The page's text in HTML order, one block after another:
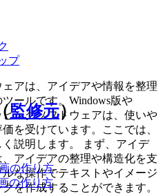
プ
アは、アイデアや情報を整理
ールです。Windows版や
ングソフトウェアは、使いや
を受けています。ここでは、
説明します。 まず、アイデ
アイデアの整理や構造化を支
な操作でテキストやイメージ
を作成することができます。
監修元）
の作り方
の作り方